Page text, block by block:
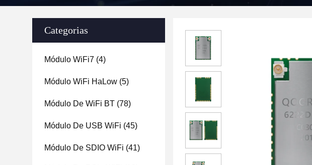
Categorias
Módulo WiFi7 (4)
Módulo WiFi HaLow (5)
Módulo De WiFi BT (78)
Módulo De USB WiFi (45)
Módulo De SDIO WiFi (41)